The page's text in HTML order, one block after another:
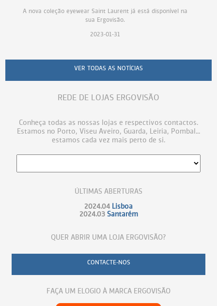
A nova coleção eyewear Saint Laurent já está disponível na
sua Ergovisão.
2023-01-31
VER TODAS AS NOTÍCIAS
REDE DE LOJAS ERGOVISÃO
Conheça todas as nossas lojas e respectivos contactos.
Estamos no Porto, Viseu Aveiro, Guarda, Leiria, Pombal...
estamos cada vez mais perto de si.
ÚLTIMAS ABERTURAS
2024.04 Lisboa
2024.03 Santarém
QUER ABRIR UMA LOJA ERGOVISÃO?
CONTACTE-NOS
FAÇA UM ELOGIO À MARCA ERGOVISÃO